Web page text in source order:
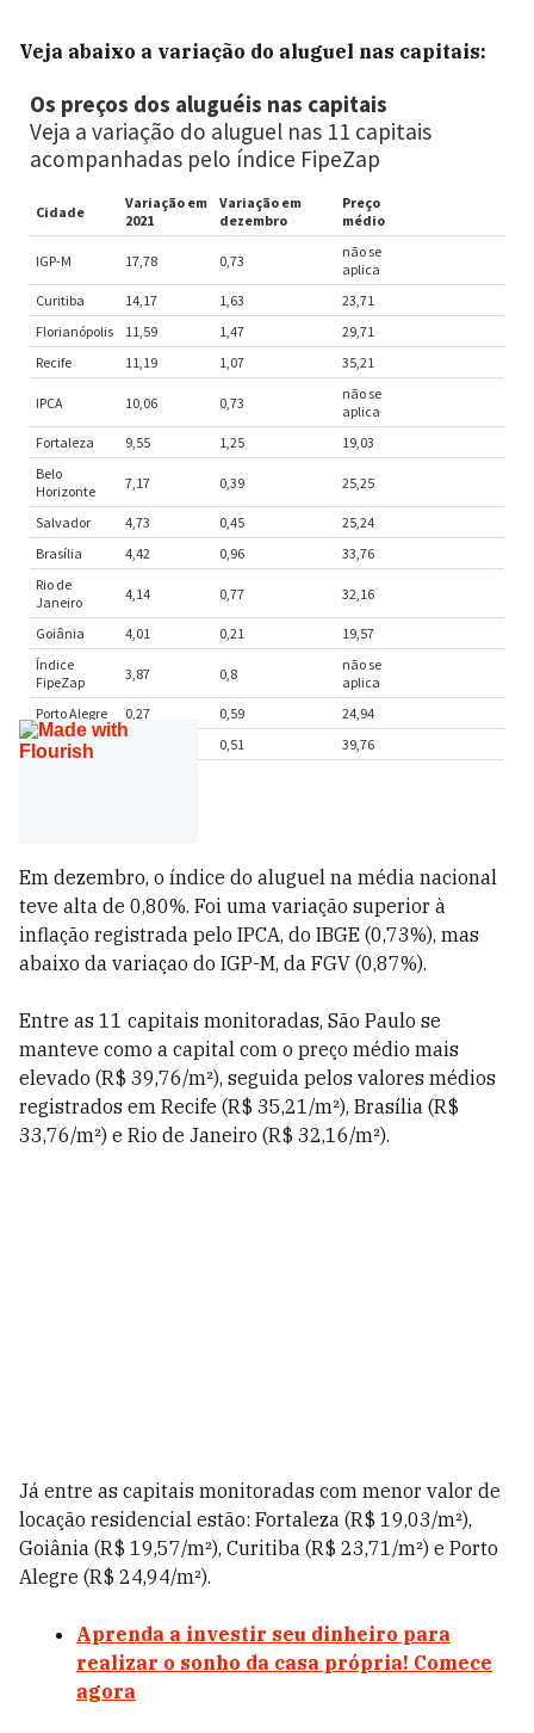
Veja abaixo a variação do aluguel nas capitais:
Em dezembro, o índice do aluguel na média nacional
teve alta de 0,80%. Foi uma variação superior à
inflação registrada pelo IPCA, do IBGE (0,73%), mas
abaixo da variaçao do IGP-M, da FGV (0,87%).
Entre as 11 capitais monitoradas, São Paulo se
manteve como a capital com o preço médio mais
elevado (R$ 39,76/m²), seguida pelos valores médios
registrados em Recife (R$ 35,21/m²), Brasília (R$
33,76/m²) e Rio de Janeiro (R$ 32,16/m²).
Já entre as capitais monitoradas com menor valor de
locação residencial estão: Fortaleza (R$ 19,03/m²),
Goiânia (R$ 19,57/m²), Curitiba (R$ 23,71/m²) e Porto
Alegre (R$ 24,94/m²).
Aprenda a investir seu dinheiro para
realizar o sonho da casa própria! Comece
agora